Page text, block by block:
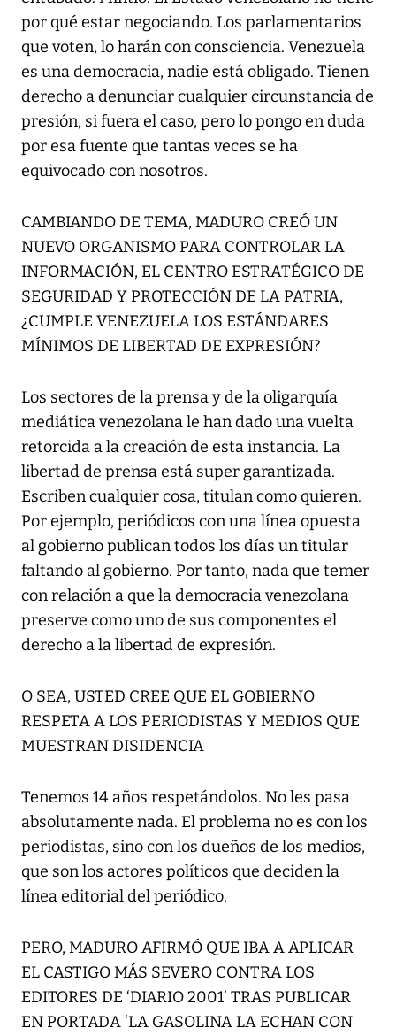
por qué estar negociando. Los parlamentarios
que voten, lo harán con consciencia. Venezuela
es una democracia, nadie está obligado. Tienen
derecho a denunciar cualquier circunstancia de
presión, si fuera el caso, pero lo pongo en duda
por esa fuente que tantas veces se ha
equivocado con nosotros.
CAMBIANDO DE TEMA, MADURO CREÓ UN
NUEVO ORGANISMO PARA CONTROLAR LA
INFORMACIÓN, EL CENTRO ESTRATÉGICO DE
SEGURIDAD Y PROTECCIÓN DE LA PATRIA,
¿CUMPLE VENEZUELA LOS ESTÁNDARES
MÍNIMOS DE LIBERTAD DE EXPRESIÓN?
Los sectores de la prensa y de la oligarquía
mediática venezolana le han dado una vuelta
retorcida a la creación de esta instancia. La
libertad de prensa está super garantizada.
Escriben cualquier cosa, titulan como quieren.
Por ejemplo, periódicos con una línea opuesta
al gobierno publican todos los días un titular
faltando al gobierno. Por tanto, nada que temer
con relación a que la democracia venezolana
preserve como uno de sus componentes el
derecho a la libertad de expresión.
O SEA, USTED CREE QUE EL GOBIERNO
RESPETA A LOS PERIODISTAS Y MEDIOS QUE
MUESTRAN DISIDENCIA
Tenemos 14 años respetándolos. No les pasa
absolutamente nada. El problema no es con los
periodistas, sino con los dueños de los medios,
que son los actores políticos que deciden la
línea editorial del periódico.
PERO, MADURO AFIRMÓ QUE IBA A APLICAR
EL CASTIGO MÁS SEVERO CONTRA LOS
EDITORES DE ‘DIARIO 2001’ TRAS PUBLICAR
EN PORTADA ‘LA GASOLINA LA ECHAN CON